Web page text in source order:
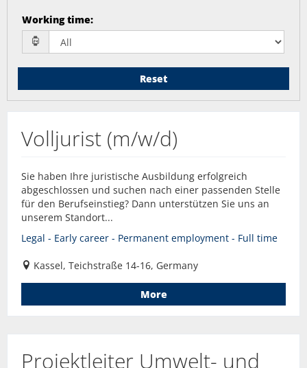
Working time:
Reset
Volljurist (m/w/d)
Sie haben Ihre juristische Ausbildung erfolgreich
abgeschlossen und suchen nach einer passenden Stelle
für den Berufseinstieg? Dann unterstützen Sie uns an
unserem Standort...
Legal - Early career - Permanent employment - Full time
Kassel, Teichstraße 14-16, Germany
More
Projektleiter Umwelt- und